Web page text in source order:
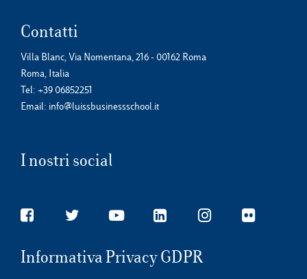
Contatti
Villa Blanc, Via Nomentana, 216 - 00162 Roma
Roma, Italia
Tel: +39 06852251
Email: info@luissbusinessschool.it
I nostri social
Informativa Privacy GDPR